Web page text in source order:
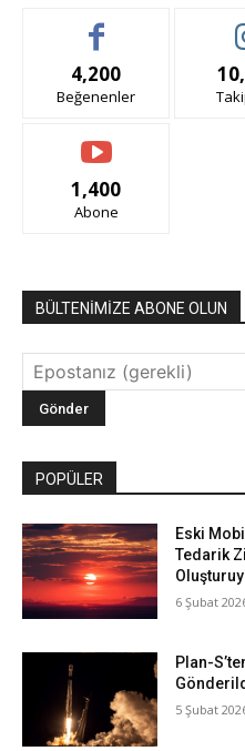
4,200
Beğenenler
1,400
Abone
BÜLTENİMİZE ABONE OLUN
POPÜLER
Eski
Tedarik
6 Şubat
Plan-
5 Şubat